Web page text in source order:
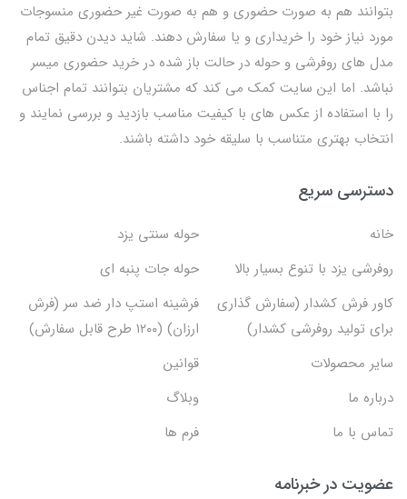
بتوانند هم به صورت حضوری و هم به صورت غیر حضوری منسوجات
مورد نیاز خود را خریداری و یا سفارش دهند. شاید دیدن دقیق تمام
مدل های روفرشی و حوله در حالت باز شده در خرید حضوری میسر
نباشد. اما این سایت کمک می کند که مشتریان بتوانند تمام اجناس
را با استفاده از عکس های با کیفیت مناسب بازدید و بررسی نمایند و
انتخاب بهتری متناسب با سلیقه خود داشته باشند.
دسترسی سریع
خانه
حوله سنتی یزد
روفرشی یزد با تنوع بسیار بالا
حوله جات پنبه ای
کاور فرش کشدار (سفارش گذاری
برای تولید روفرشی کشدار)
فرشینه استپ دار ضد سر (فرش
ارزان) (۱۲۰۰ طرح قابل سفارش)
سایر محصولات
قوانین
درباره ما
وبلاگ
تماس با ما
فرم ها
عضویت در خبرنامه